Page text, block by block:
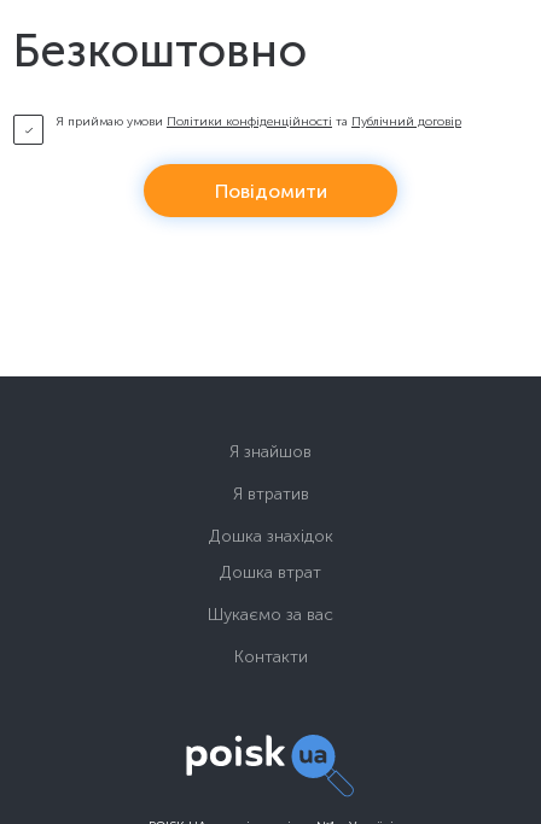
Безкоштовно
Я приймаю умови Політики конфіденційності та Публічний договір
Повідомити
Я знайшов
Я втратив
Дошка знахідок
Дошка втрат
Шукаємо за вас
Контакти